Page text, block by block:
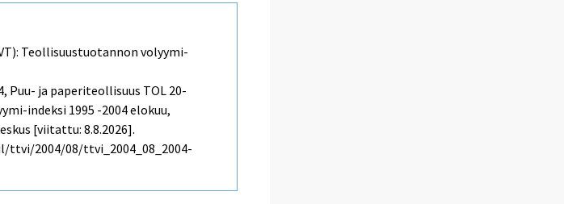
Teollisuustuotannon volyymi-
Puu- ja paperiteollisuus TOL 20-
indeksi 1995 -2004 elokuu,
[viitattu: 8.8.2026].
2004/08/ttvi_2004_08_2004-